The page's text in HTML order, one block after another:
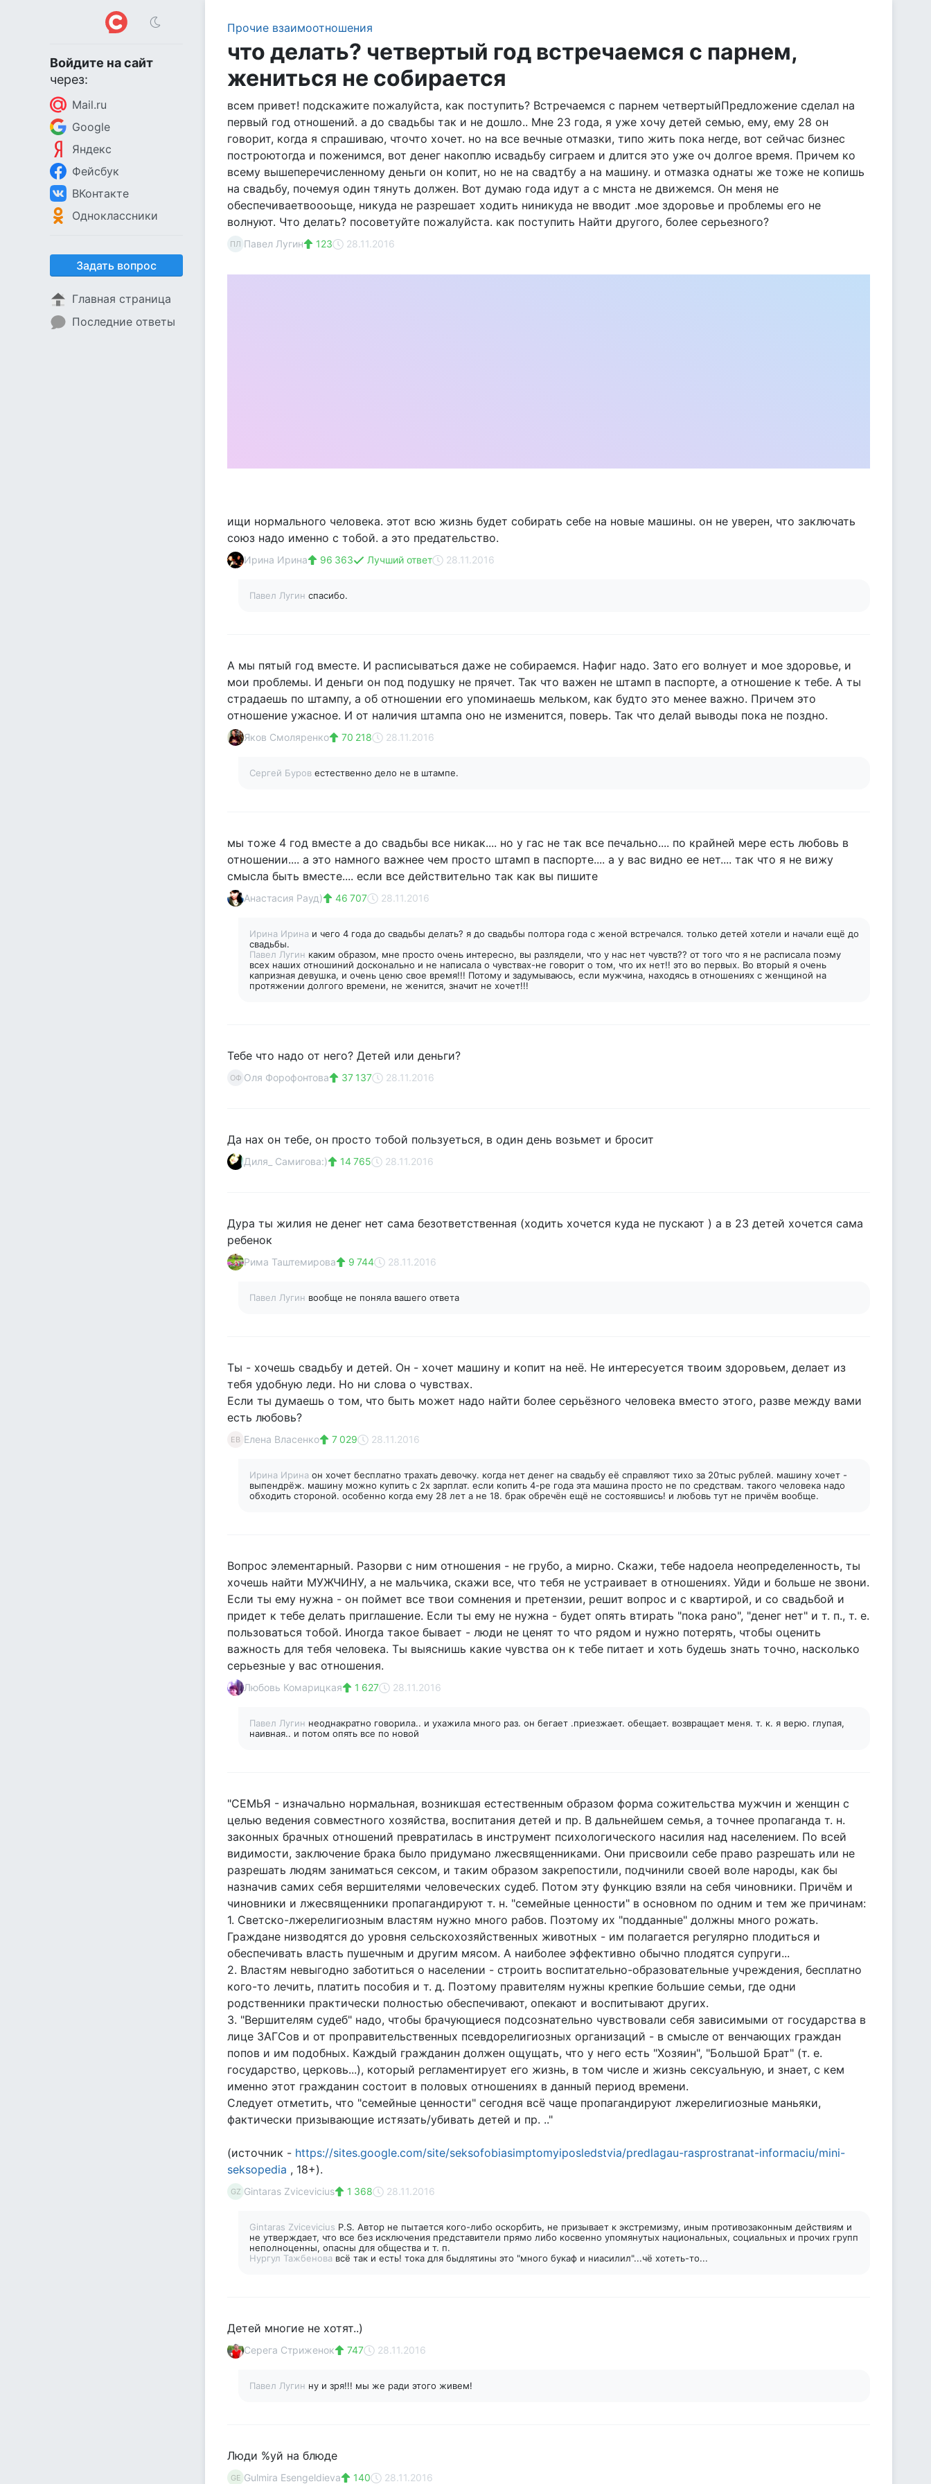
Войдите на сайт
через:
Mail.ru
Google
Яндекс
Фейсбук
ВКонтакте
Одноклассники
Задать вопрос
Главная страница
Последние ответы
Прочие взаимоотношения
что делать? четвертый год встречаемся с парнем,
жениться не собирается
всем привет! подскажите пожалуйста, как поступить? Встречаемся с парнем четвертыйПредложение сделал на
первый год отношений. а до свадьбы так и не дошло.. Мне 23 года, я уже хочу детей семью, ему, ему 28 он
говорит, когда я спрашиваю, чточто хочет. но на все вечные отмазки, типо жить пока негде, вот сейчас бизнес
построютогда и поженимся, вот денег накоплю исвадьбу сиграем и длится это уже оч долгое время. Причем ко
всему вышеперечисленному деньги он копит, но не на свадтбу а на машину. и отмазка однаты же тоже не копишь
на свадьбу, почемуя один тянуть должен. Вот думаю года идут а с мнста не движемся. Он меня не
обеспечиваетвоооьще, никуда не разрешает ходить ниникуда не вводит .мое здоровье и проблемы его не
волнуют. Что делать? посоветуйте пожалуйста. как поступить Найти другого, более серьезного?
ПЛ Павел Лугин 123 28.11.2016
ищи нормального человека. этот всю жизнь будет собирать себе на новые машины. он не уверен, что заключать
союз надо именно с тобой. а это предательство.
Ирина Ирина 96 363 Лучший ответ 28.11.2016
Павел Лугин спасибо.
А мы пятый год вместе. И расписываться даже не собираемся. Нафиг надо. Зато его волнует и мое здоровье, и
мои проблемы. И деньги он под подушку не прячет. Так что важен не штамп в паспорте, а отношение к тебе. А ты
страдаешь по штампу, а об отношении его упоминаешь мельком, как будто это менее важно. Причем это
отношение ужасное. И от наличия штампа оно не изменится, поверь. Так что делай выводы пока не поздно.
Яков Смоляренко 70 218 28.11.2016
Сергей Буров естественно дело не в штампе.
мы тоже 4 год вместе а до свадьбы все никак.... но у гас не так все печально.... по крайней мере есть любовь в
отношении.... а это намного важнее чем просто штамп в паспорте.... а у вас видно ее нет.... так что я не вижу
смысла быть вместе.... если все действительно так как вы пишите
Анастасия Рауд) 46 707 28.11.2016
Ирина Ирина и чего 4 года до свадьбы делать? я до свадьбы полтора года с женой встречался. только детей хотели и начали ещё до
свадьбы.
Павел Лугин каким образом, мне просто очень интересно, вы разлядели, что у нас нет чувств?? от того что я не расписала поэму
всех наших отношиний досконально и не написала о чувствах-не говорит о том, что их нет!! это во первых. Во вторый я очень
капризная девушка, и очень ценю свое время!!! Потому и задумываюсь, если мужчина, находясь в отношениях с женщиной на
протяжении долгого времени, не женится, значит не хочет!!!
Тебе что надо от него? Детей или деньги?
ОФ Оля Форофонтова 37 137 28.11.2016
Да нах он тебе, он просто тобой пользуеться, в один день возьмет и бросит
Диля_ Самигова:) 14 765 28.11.2016
Дура ты жилия не денег нет сама безответственная (ходить хочется куда не пускают ) а в 23 детей хочется сама
ребенок
Рима Таштемирова 9 744 28.11.2016
Павел Лугин вообще не поняла вашего ответа
Ты - хочешь свадьбу и детей. Он - хочет машину и копит на неё. Не интересуется твоим здоровьем, делает из
тебя удобную леди. Но ни слова о чувствах.
Если ты думаешь о том, что быть может надо найти более серьёзного человека вместо этого, разве между вами
есть любовь?
ЕВ Елена Власенко 7 029 28.11.2016
Ирина Ирина он хочет бесплатно трахать девочку. когда нет денег на свадьбу её справляют тихо за 20тыс рублей. машину хочет -
выпендрёж. машину можно купить с 2х зарплат. если копить 4-ре года эта машина просто не по средствам. такого человека надо
обходить стороной. особенно когда ему 28 лет а не 18. брак обречён ещё не состоявшись! и любовь тут не причём вообще.
Вопрос элементарный. Разорви с ним отношения - не грубо, а мирно. Скажи, тебе надоела неопределенность, ты
хочешь найти МУЖЧИНУ, а не мальчика, скажи все, что тебя не устраивает в отношениях. Уйди и больше не звони.
Если ты ему нужна - он поймет все твои сомнения и претензии, решит вопрос и с квартирой, и со свадьбой и
придет к тебе делать приглашение. Если ты ему не нужна - будет опять втирать "пока рано", "денег нет" и т. п., т. е.
пользоваться тобой. Иногда такое бывает - люди не ценят то что рядом и нужно потерять, чтобы оценить
важность для тебя человека. Ты выяснишь какие чувства он к тебе питает и хоть будешь знать точно, насколько
серьезные у вас отношения.
Любовь Комарицкая 1 627 28.11.2016
Павел Лугин неоднакратно говорила.. и ухажила много раз. он бегает .приезжает. обещает. возвращает меня. т. к. я верю. глупая,
наивная.. и потом опять все по новой
"СЕМЬЯ - изначально нормальная, возникшая естественным образом форма сожительства мужчин и женщин с
целью ведения совместного хозяйства, воспитания детей и пр. В дальнейшем семья, а точнее пропаганда т. н.
законных брачных отношений превратилась в инструмент психологического насилия над населением. По всей
видимости, заключение брака было придумано лжесвященниками. Они присвоили себе право разрешать или не
разрешать людям заниматься сексом, и таким образом закрепостили, подчинили своей воле народы, как бы
назначив самих себя вершителями человеческих судеб. Потом эту функцию взяли на себя чиновники. Причём и
чиновники и лжесвященники пропагандируют т. н. "семейные ценности" в основном по одним и тем же причинам:
1. Светско-лжерелигиозным властям нужно много рабов. Поэтому их "подданные" должны много рожать.
Граждане низводятся до уровня сельскохозяйственных животных - им полагается регулярно плодиться и
обеспечивать власть пушечным и другим мясом. А наиболее эффективно обычно плодятся супруги...
2. Властям невыгодно заботиться о населении - строить воспитательно-образовательные учреждения, бесплатно
кого-то лечить, платить пособия и т. д. Поэтому правителям нужны крепкие большие семьи, где одни
родственники практически полностью обеспечивают, опекают и воспитывают других.
3. "Вершителям судеб" надо, чтобы брачующиеся подсознательно чувствовали себя зависимыми от государства в
лице ЗАГСов и от проправительственных псевдорелигиозных организаций - в смысле от венчающих граждан
попов и им подобных. Каждый гражданин должен ощущать, что у него есть "Хозяин", "Большой Брат" (т. е.
государство, церковь...), который регламентирует его жизнь, в том числе и жизнь сексуальную, и знает, с кем
именно этот гражданин состоит в половых отношениях в данный период времени.
Следует отметить, что "семейные ценности" сегодня всё чаще пропагандируют лжерелигиозные маньяки,
фактически призывающие истязать/убивать детей и пр. .."
(источник - https://sites.google.com/site/seksofobiasimptomyiposledstvia/predlagau-rasprostranat-informaciu/mini-
seksopedia , 18+).
GZ Gintaras Zvicevicius 1 368 28.11.2016
Gintaras Zvicevicius P.S. Автор не пытается кого-либо оскорбить, не призывает к экстремизму, иным противозаконным действиям и
не утверждает, что все без исключения представители прямо либо косвенно упомянутых национальных, социальных и прочих групп
неполноценны, опасны для общества и т. п.
Нургул Тажбенова всё так и есть! тока для быдлятины это "много букаф и ниасилил"...чё хотеть-то...
Детей многие не хотят..)
Серега Стриженок 747 28.11.2016
Павел Лугин ну и зря!!! мы же ради этого живем!
Люди %уй на блюде
GE Gulmira Esengeldieva 140 28.11.2016